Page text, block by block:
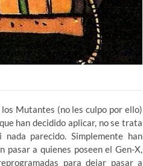
Mutantes (no les culpo por ello)
han decidido aplicar, no se trata
parecido. Simplemente han
a quienes poseen el Gen-X,
para dejar pasar a